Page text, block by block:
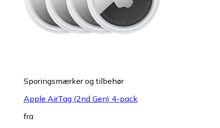
Sporingsmærker og tilbehør
Apple AirTag (2nd Gen) 4-pack
fra